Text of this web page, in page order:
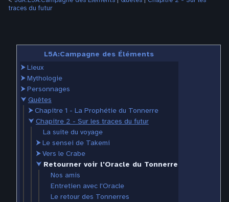
traces du futur
L5A:Campagne des Éléments
⮞Lieux
⮞Mythologie
⮞Personnages
⮟ Quêtes
⮞Chapitre 1 - La Prophétie du Tonnerre
⮟ Chapitre 2 - Sur les traces du futur
La suite du voyage
⮞Le sensei de Takemi
⮞Vers le Crabe
⮟ Retourner voir l'Oracle du Tonnerre
Nos amis
Entretien avec l'Oracle
Le retour des Tonnerres